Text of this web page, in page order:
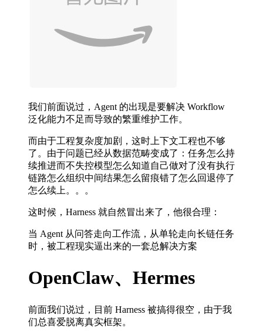
我们前面说过，Agent 的出现是要解决 Workflow
泛化能力不足而导致的繁重维护工作。
而由于工程复杂度加剧，这时上下文工程也不够
了。由于问题已经从数据范畴变成了：任务怎么持
续推进而不失控模型怎么知道自己做对了没有执行
链路怎么组织中间结果怎么留痕错了怎么回退停了
怎么续上。。。
这时候，Harness 就自然冒出来了，他很合理：
当 Agent 从问答走向工作流，从单轮走向长链任务
时，被工程现实逼出来的一套总解决方案
OpenClaw、Hermes
前面我们说过，目前 Harness 被搞得很空，由于我
们总喜爱脱离真实框架。